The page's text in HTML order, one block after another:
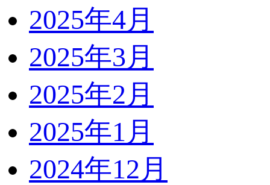
2025年4月
2025年3月
2025年2月
2025年1月
2024年12月